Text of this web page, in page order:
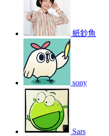
紙鈔魚
sony
Sars